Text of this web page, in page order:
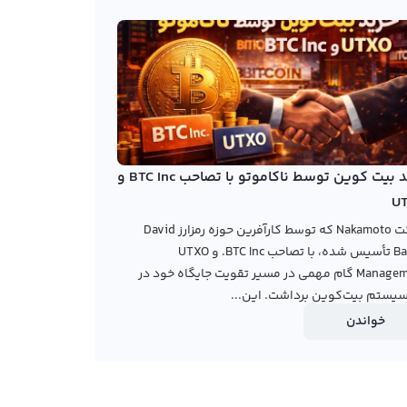
خرید بیت کوین توسط ناکاموتو با تصاحب BTC Inc و
شرکت Nakamoto که توسط کارآفرین حوزه رمزارز David
Bailey تأسیس شده، با تصاحب BTC Inc. و UTXO
Management گام مهمی در مسیر تقویت جایگاه خود در
بیت‌کوین برداشت. این...
خواندن